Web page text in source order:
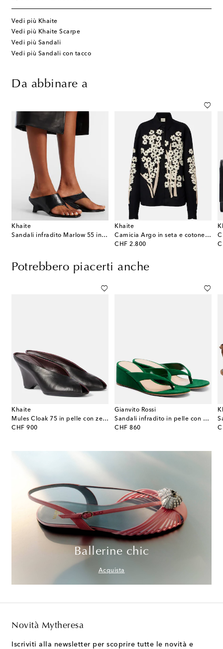
Vedi più Khaite
Vedi più Khaite Scarpe
Vedi più Sandali
Vedi più Sandali con tacco
Da abbinare a
Khaite
Sandali infradito Marlow 55 in pelle
Khaite
Camicia Argo in seta e cotone con ricamo
CHF 2.800
original price
Potrebbero piacerti anche
Khaite
Mules Cloak 75 in pelle con zeppa
CHF 900
original price
Gianvito Rossi
Sandali infradito in pelle con plateau
CHF 860
original price
Ballerine chic
Acquista
Novità Mytheresa
Iscriviti alla newsletter per scoprire tutte le novità e